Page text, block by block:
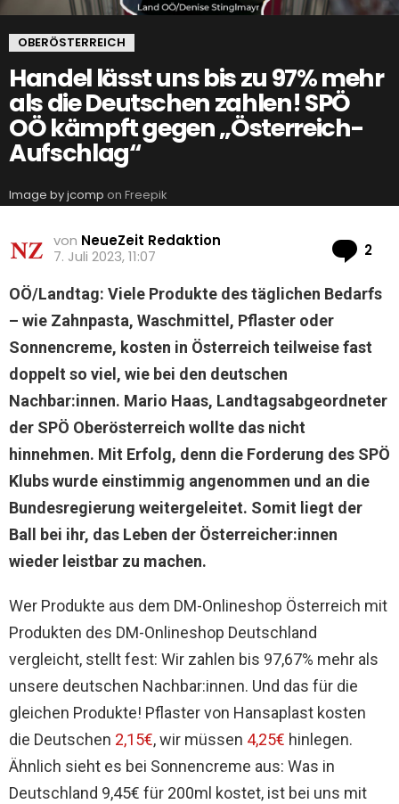
OBERÖSTERREICH
Handel lässt uns bis zu 97% mehr
als die Deutschen zahlen! SPÖ
OÖ kämpft gegen „Österreich-
Aufschlag“
Image by jcomp on Freepik
von NeueZeit Redaktion
7. Juli 2023, 11:07
2
OÖ/Landtag: Viele Produkte des täglichen Bedarfs
– wie Zahnpasta, Waschmittel, Pflaster oder
Sonnencreme, kosten in Österreich teilweise fast
doppelt so viel, wie bei den deutschen
Nachbar:innen. Mario Haas, Landtagsabgeordneter
der SPÖ Oberösterreich wollte das nicht
hinnehmen. Mit Erfolg, denn die Forderung des SPÖ
Klubs wurde einstimmig angenommen und an die
Bundesregierung weitergeleitet. Somit liegt der
Ball bei ihr, das Leben der Österreicher:innen
wieder leistbar zu machen.
Wer Produkte aus dem DM-Onlineshop Österreich mit
Produkten des DM-Onlineshop Deutschland
vergleicht, stellt fest: Wir zahlen bis 97,67% mehr als
unsere deutschen Nachbar:innen. Und das für die
gleichen Produkte! Pflaster von Hansaplast kosten
die Deutschen 2,15€, wir müssen 4,25€ hinlegen.
Ähnlich sieht es bei Sonnencreme aus: Was in
Deutschland 9,45€ für 200ml kostet, ist bei uns mit